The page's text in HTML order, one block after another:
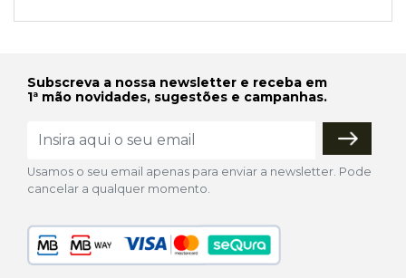
Subscreva a nossa newsletter e receba em
1ª mão novidades, sugestões e campanhas.
Usamos o seu email apenas para enviar a newsletter. Pode
cancelar a qualquer momento.